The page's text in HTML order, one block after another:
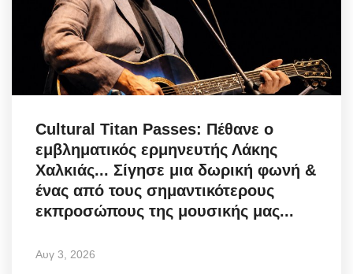
Travel
Greece
Entertainment
Cultural Titan Passes: Πέθανε ο
εμβληματικός ερμηνευτής Λάκης
Χαλκιάς... Σίγησε μια δωρική φωνή &
ένας από τους σημαντικότερους
εκπροσώπους της μουσικής μας...
Αυγ 3, 2026